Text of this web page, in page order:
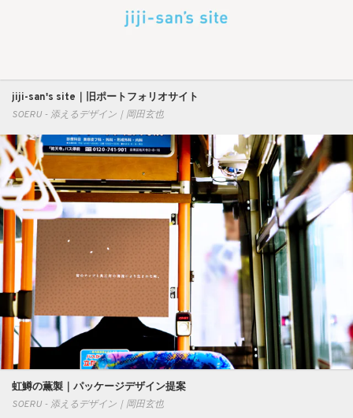
jiji-san's site｜旧ポートフォリオサイト
SOERU - 添えるデザイン｜岡田玄也
虹鱒の薫製｜パッケージデザイン提案
SOERU - 添えるデザイン｜岡田玄也